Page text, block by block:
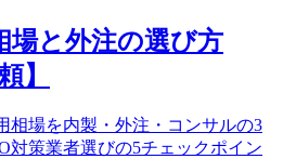
場と外注の選び方
】
相場を内製・外注・コンサルの3
対策業者選びの5チェックポイン